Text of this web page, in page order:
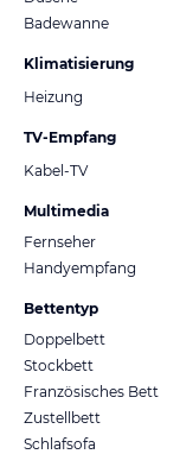
Badewanne
Klimatisierung
Heizung
TV-Empfang
Kabel-TV
Multimedia
Fernseher
Handyempfang
Bettentyp
Doppelbett
Stockbett
Französisches Bett
Zustellbett
Schlafsofa